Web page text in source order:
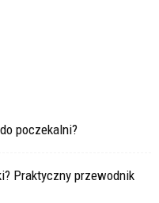
poczekalni?
Praktyczny przewodnik